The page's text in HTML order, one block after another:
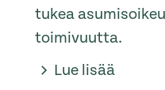
tukea
toimivuutta.
Lue lisää